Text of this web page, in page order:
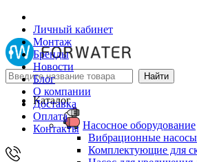
Личный кабинет
Монтаж
Бренды
Новости
Блог
О компании
Доставка
Оплата
Контакты
Каталог
Насосное оборудование
Вибрационные насосы
Комплектующие для